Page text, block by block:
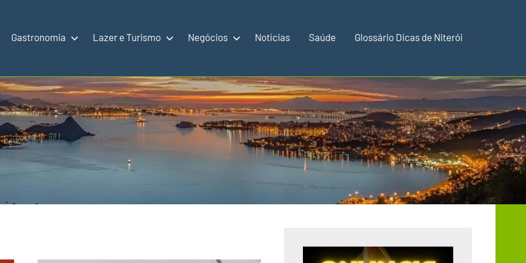
Gastronomia Lazer e Turismo Negócios Notícias Saúde Glossário Dicas de Niterói